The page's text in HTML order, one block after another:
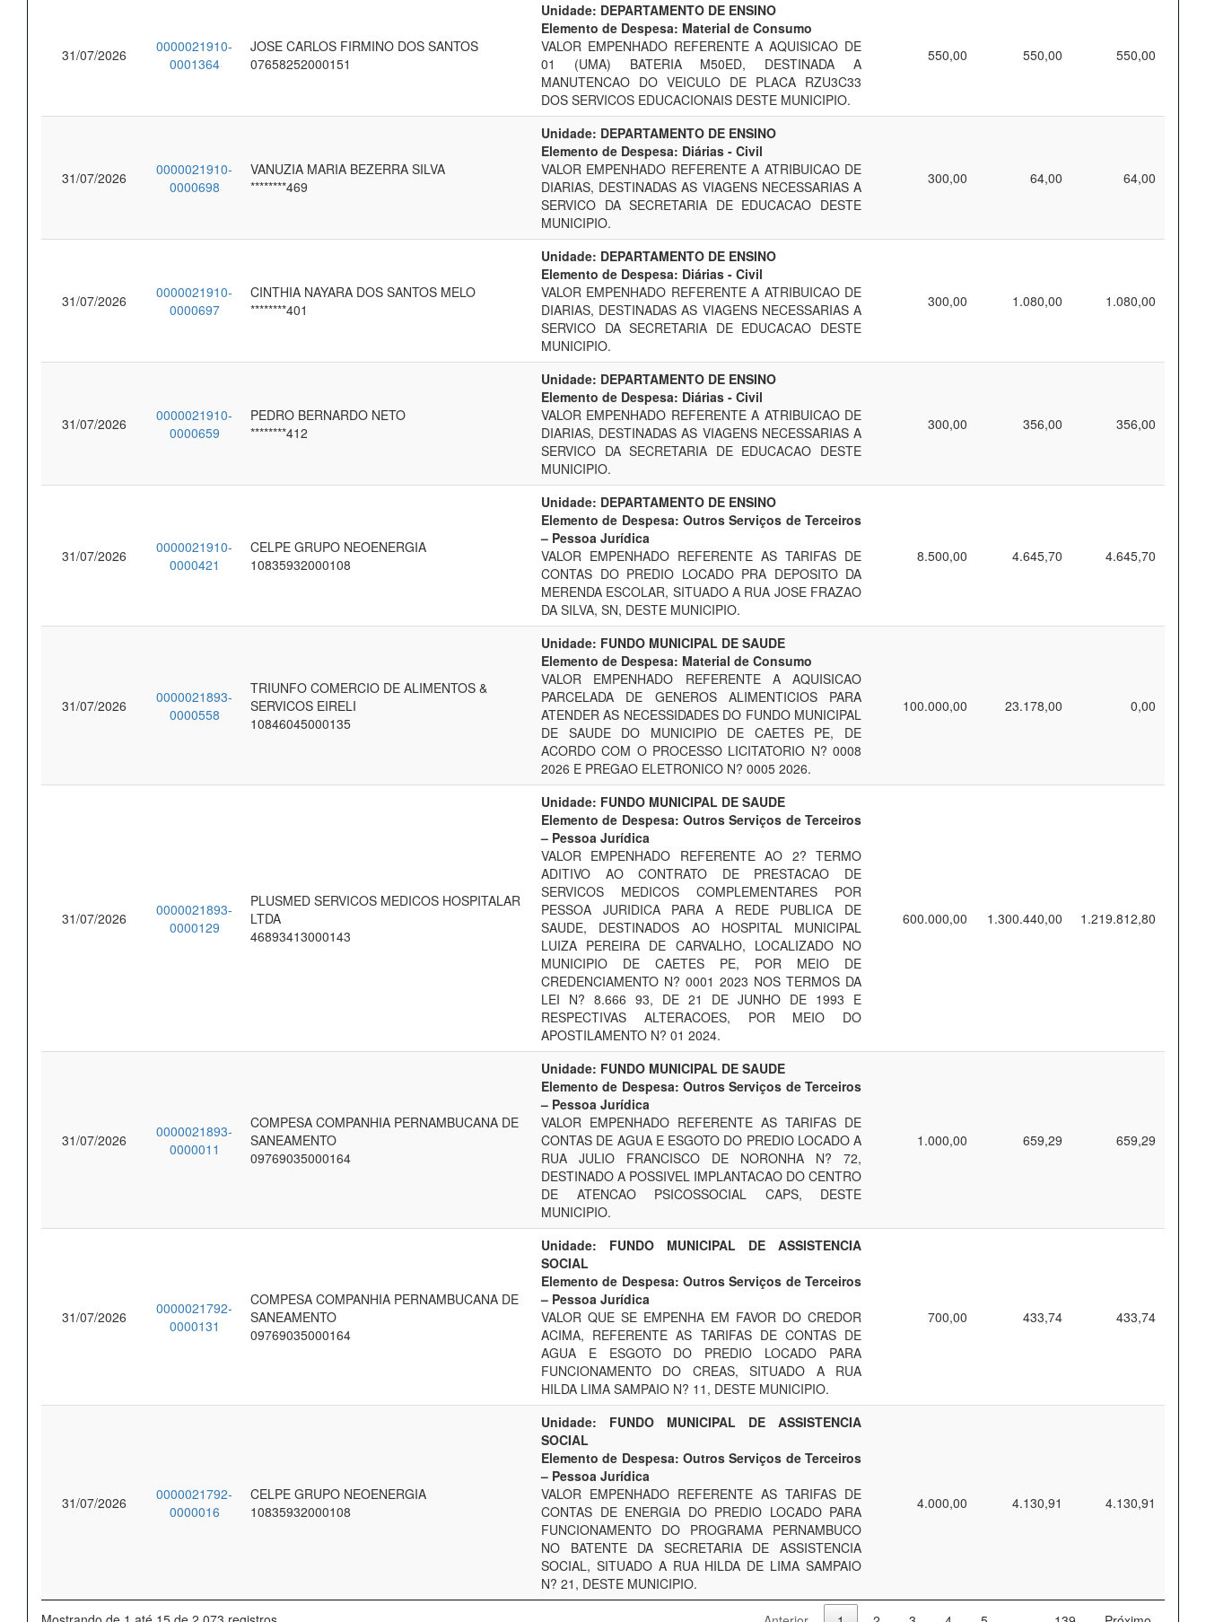
31/07/2026
0000021910-
0001364
JOSE CARLOS FIRMINO DOS SANTOS
07658252000151
Unidade: DEPARTAMENTO DE ENSINO
Elemento de Despesa: Material de Consumo
VALOR EMPENHADO REFERENTE A AQUISICAO DE
01 (UMA) BATERIA M50ED, DESTINADA A
MANUTENCAO DO VEICULO DE PLACA RZU3C33
DOS SERVICOS EDUCACIONAIS DESTE MUNICIPIO.
550,00 550,00 550,00
31/07/2026
0000021910-
0000698
VANUZIA MARIA BEZERRA SILVA
********469
Unidade: DEPARTAMENTO DE ENSINO
Elemento de Despesa: Diárias - Civil
VALOR EMPENHADO REFERENTE A ATRIBUICAO DE
DIARIAS, DESTINADAS AS VIAGENS NECESSARIAS A
SERVICO DA SECRETARIA DE EDUCACAO DESTE
MUNICIPIO.
300,00 64,00 64,00
31/07/2026
0000021910-
0000697
CINTHIA NAYARA DOS SANTOS MELO
********401
Unidade: DEPARTAMENTO DE ENSINO
Elemento de Despesa: Diárias - Civil
VALOR EMPENHADO REFERENTE A ATRIBUICAO DE
DIARIAS, DESTINADAS AS VIAGENS NECESSARIAS A
SERVICO DA SECRETARIA DE EDUCACAO DESTE
MUNICIPIO.
300,00 1.080,00 1.080,00
31/07/2026
0000021910-
0000659
PEDRO BERNARDO NETO
********412
Unidade: DEPARTAMENTO DE ENSINO
Elemento de Despesa: Diárias - Civil
VALOR EMPENHADO REFERENTE A ATRIBUICAO DE
DIARIAS, DESTINADAS AS VIAGENS NECESSARIAS A
SERVICO DA SECRETARIA DE EDUCACAO DESTE
MUNICIPIO.
300,00 356,00 356,00
31/07/2026
0000021910-
0000421
CELPE GRUPO NEOENERGIA
10835932000108
Unidade: DEPARTAMENTO DE ENSINO
Elemento de Despesa: Outros Serviços de Terceiros
– Pessoa Jurídica
VALOR EMPENHADO REFERENTE AS TARIFAS DE
CONTAS DO PREDIO LOCADO PRA DEPOSITO DA
MERENDA ESCOLAR, SITUADO A RUA JOSE FRAZAO
DA SILVA, SN, DESTE MUNICIPIO.
8.500,00 4.645,70 4.645,70
31/07/2026
0000021893-
0000558
TRIUNFO COMERCIO DE ALIMENTOS &
SERVICOS EIRELI
10846045000135
Unidade: FUNDO MUNICIPAL DE SAUDE
Elemento de Despesa: Material de Consumo
VALOR EMPENHADO REFERENTE A AQUISICAO
PARCELADA DE GENEROS ALIMENTICIOS PARA
ATENDER AS NECESSIDADES DO FUNDO MUNICIPAL
DE SAUDE DO MUNICIPIO DE CAETES PE, DE
ACORDO COM O PROCESSO LICITATORIO N? 0008
2026 E PREGAO ELETRONICO N? 0005 2026.
100.000,00 23.178,00 0,00
31/07/2026
0000021893-
0000129
PLUSMED SERVICOS MEDICOS HOSPITALAR
LTDA
46893413000143
Unidade: FUNDO MUNICIPAL DE SAUDE
Elemento de Despesa: Outros Serviços de Terceiros
– Pessoa Jurídica
VALOR EMPENHADO REFERENTE AO 2? TERMO
ADITIVO AO CONTRATO DE PRESTACAO DE
SERVICOS MEDICOS COMPLEMENTARES POR
PESSOA JURIDICA PARA A REDE PUBLICA DE
SAUDE, DESTINADOS AO HOSPITAL MUNICIPAL
LUIZA PEREIRA DE CARVALHO, LOCALIZADO NO
MUNICIPIO DE CAETES PE, POR MEIO DE
CREDENCIAMENTO N? 0001 2023 NOS TERMOS DA
LEI N? 8.666 93, DE 21 DE JUNHO DE 1993 E
RESPECTIVAS ALTERACOES, POR MEIO DO
APOSTILAMENTO N? 01 2024.
600.000,00 1.300.440,00 1.219.812,80
31/07/2026
0000021893-
0000011
COMPESA COMPANHIA PERNAMBUCANA DE
SANEAMENTO
09769035000164
Unidade: FUNDO MUNICIPAL DE SAUDE
Elemento de Despesa: Outros Serviços de Terceiros
– Pessoa Jurídica
VALOR EMPENHADO REFERENTE AS TARIFAS DE
CONTAS DE AGUA E ESGOTO DO PREDIO LOCADO A
RUA JULIO FRANCISCO DE NORONHA N? 72,
DESTINADO A POSSIVEL IMPLANTACAO DO CENTRO
DE ATENCAO PSICOSSOCIAL CAPS, DESTE
MUNICIPIO.
1.000,00 659,29 659,29
31/07/2026
0000021792-
0000131
COMPESA COMPANHIA PERNAMBUCANA DE
SANEAMENTO
09769035000164
Unidade: FUNDO MUNICIPAL DE ASSISTENCIA
SOCIAL
Elemento de Despesa: Outros Serviços de Terceiros
– Pessoa Jurídica
VALOR QUE SE EMPENHA EM FAVOR DO CREDOR
ACIMA, REFERENTE AS TARIFAS DE CONTAS DE
AGUA E ESGOTO DO PREDIO LOCADO PARA
FUNCIONAMENTO DO CREAS, SITUADO A RUA
HILDA LIMA SAMPAIO N? 11, DESTE MUNICIPIO.
700,00 433,74 433,74
31/07/2026
0000021792-
0000016
CELPE GRUPO NEOENERGIA
10835932000108
Unidade: FUNDO MUNICIPAL DE ASSISTENCIA
SOCIAL
Elemento de Despesa: Outros Serviços de Terceiros
– Pessoa Jurídica
VALOR EMPENHADO REFERENTE AS TARIFAS DE
CONTAS DE ENERGIA DO PREDIO LOCADO PARA
FUNCIONAMENTO DO PROGRAMA PERNAMBUCO
NO BATENTE DA SECRETARIA DE ASSISTENCIA
SOCIAL, SITUADO A RUA HILDA DE LIMA SAMPAIO
N? 21, DESTE MUNICIPIO.
4.000,00 4.130,91 4.130,91